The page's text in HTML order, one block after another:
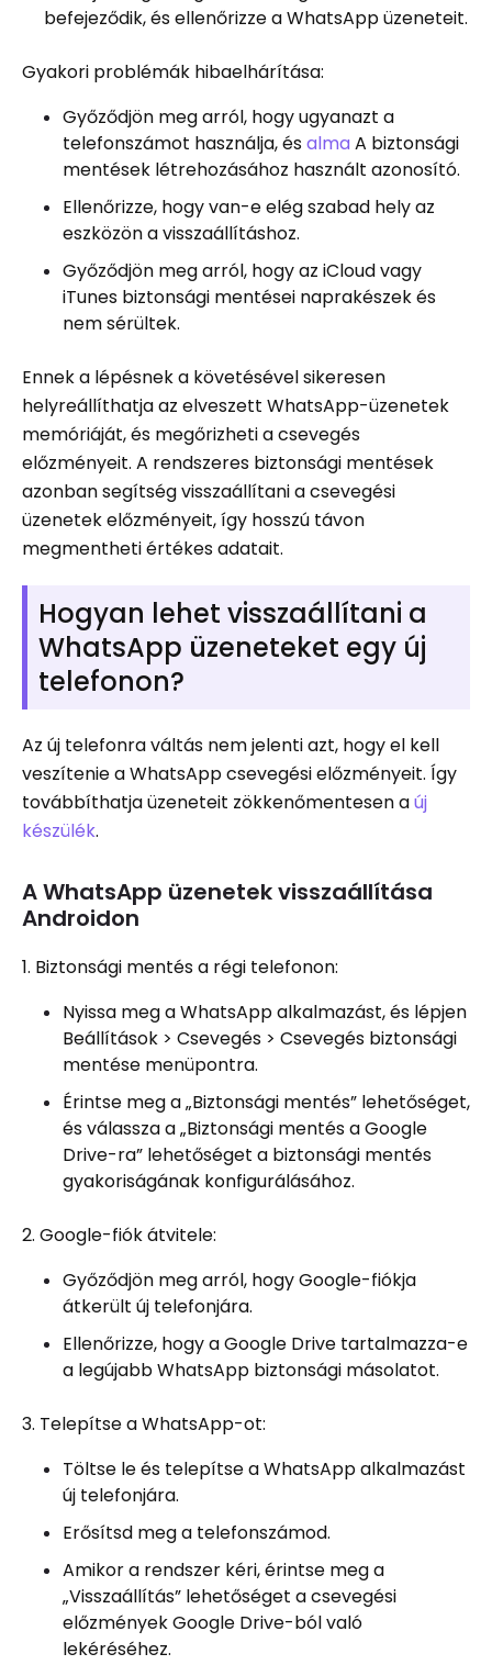
befejeződik, és ellenőrizze a WhatsApp üzeneteit.
Gyakori problémák hibaelhárítása:
Győződjön meg arról, hogy ugyanazt a
telefonszámot használja, ésalma A biztonsági
mentések létrehozásához használt azonosító.
Ellenőrizze, hogy van-e elég szabad hely az
eszközön a visszaállításhoz.
Győződjön meg arról, hogy az iCloud vagy
iTunes biztonsági mentései naprakészek és
nem sérültek.
Ennek a lépésnek a követésével sikeresen
helyreállíthatja az elveszett WhatsApp-üzenetek
memóriáját, és megőrizheti a csevegés
előzményeit. A rendszeres biztonsági mentések
azonban segítség visszaállítani a csevegési
üzenetek előzményeit, így hosszú távon
megmentheti értékes adatait.
Hogyan lehet visszaállítani a
WhatsApp üzeneteket egy új
telefonon?
Az új telefonra váltás nem jelenti azt, hogy el kell
veszítenie a WhatsApp csevegési előzményeit. Így
továbbíthatja üzeneteit zökkenőmentesen aúj
készülék.
A WhatsApp üzenetek visszaállítása
Androidon
1. Biztonsági mentés a régi telefonon:
Nyissa meg a WhatsApp alkalmazást, és lépjen
Beállítások > Csevegés > Csevegés biztonsági
mentése menüpontra.
Érintse meg a „Biztonsági mentés” lehetőséget,
és válassza a „Biztonsági mentés a Google
Drive-ra” lehetőséget a biztonsági mentés
gyakoriságának konfigurálásához.
2. Google-fiók átvitele:
Győződjön meg arról, hogy Google-fiókja
átkerült új telefonjára.
Ellenőrizze, hogy a Google Drive tartalmazza-e
a legújabb WhatsApp biztonsági másolatot.
3. Telepítse a WhatsApp-ot:
Töltse le és telepítse a WhatsApp alkalmazást
új telefonjára.
Erősítsd meg a telefonszámod.
Amikor a rendszer kéri, érintse meg a
„Visszaállítás” lehetőséget a csevegési
előzmények Google Drive-ból való
lekéréséhez.